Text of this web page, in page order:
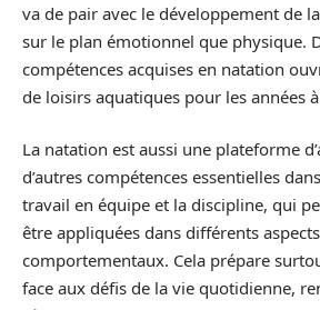
va de pair avec le développement de
sur le plan émotionnel que physique.
compétences acquises en natation
de loisirs aquatiques pour les années
La natation est aussi une plateforme
d’autres compétences essentielles
travail en équipe et la discipline, qui
être appliquées dans différents
comportementaux. Cela prépare
face aux défis de la vie quotidienne,